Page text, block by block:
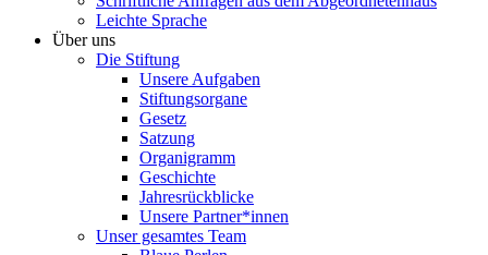
Leichte Sprache
Über uns
Die Stiftung
Unsere Aufgaben
Stiftungsorgane
Gesetz
Satzung
Organigramm
Geschichte
Jahresrückblicke
Unsere Partner*innen
Unser gesamtes Team